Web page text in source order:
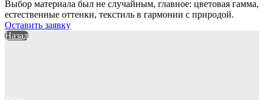
Выбор материала был не случайным, главное: цветовая гамма,
естественные оттенки, текстиль в гармонии с природой.
Оставить заявку
Назад